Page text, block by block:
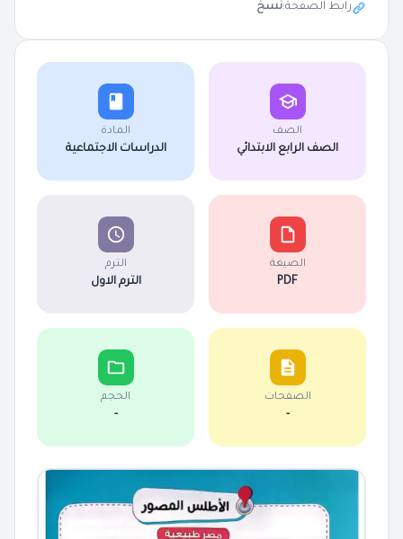
رابط الصفحة:نسخ
الصف
الصف الرابع الابتدائي
المادة
الدراسات الاجتماعية
الصيغة
PDF
الترم
الترم الاول
الصفحات
-
الحجم
-